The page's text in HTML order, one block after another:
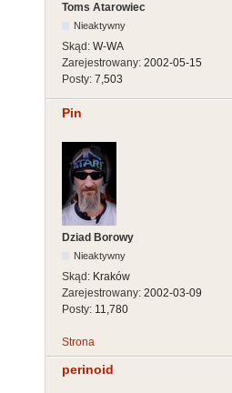
Toms Atarowiec
Nieaktywny
Skąd: W-WA
Zarejestrowany: 2002-05-15
Posty: 7,503
Pin
Dziad Borowy
Nieaktywny
Skąd: Kraków
Zarejestrowany: 2002-03-09
Posty: 11,780
Strona
perinoid